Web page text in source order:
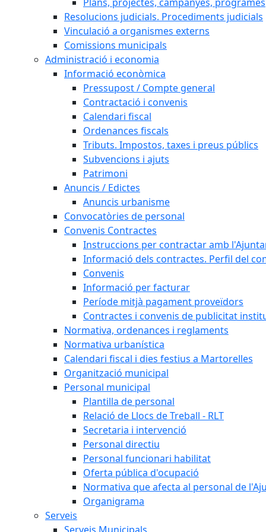
Resolucions judicials. Procediments judicials
Vinculació a organismes externs
Comissions municipals
Administració i economia
Informació econòmica
Pressupost / Compte general
Contractació i convenis
Calendari fiscal
Ordenances fiscals
Tributs. Impostos, taxes i preus públics
Subvencions i ajuts
Patrimoni
Anuncis / Edictes
Anuncis urbanisme
Convocatòries de personal
Convenis Contractes
Instruccions per contractar amb
Informació dels contractes. Perfil del
Convenis
Informació per facturar
Període mitjà pagament proveïdors
Contractes i convenis de publicitat
Normativa, ordenances i reglaments
Normativa urbanística
Calendari fiscal i dies festius a Martorelles
Organització municipal
Personal municipal
Plantilla de personal
Relació de Llocs de Treball - RLT
Secretaria i intervenció
Personal directiu
Personal funcionari habilitat
Oferta pública d'ocupació
Normativa que afecta al personal de
Organigrama
Serveis